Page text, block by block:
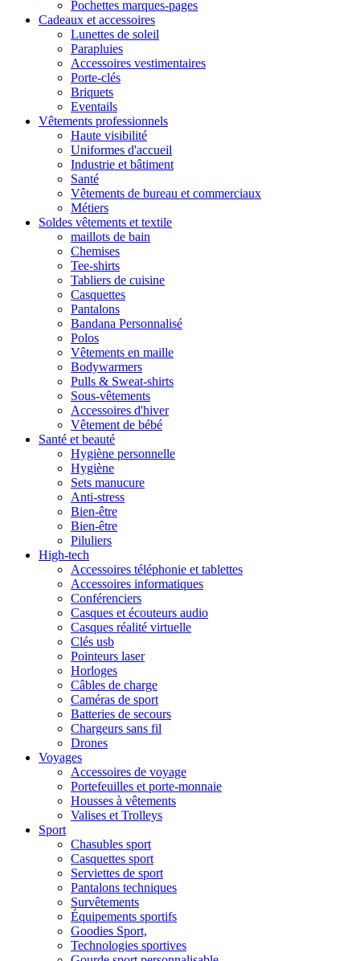
Pochettes marques-pages
Cadeaux et accessoires
Lunettes de soleil
Parapluies
Accessoires vestimentaires
Porte-clés
Briquets
Eventails
Vêtements professionnels
Haute visibilité
Uniformes d'accueil
Industrie et bâtiment
Santé
Vêtements de bureau et commerciaux
Métiers
Soldes vêtements et textile
maillots de bain
Chemises
Tee-shirts
Tabliers de cuisine
Casquettes
Pantalons
Bandana Personnalisé
Polos
Vêtements en maille
Bodywarmers
Pulls & Sweat-shirts
Sous-vêtements
Accessoires d'hiver
Vêtement de bébé
Santé et beauté
Hygiène personnelle
Hygiène
Sets manucure
Anti-stress
Bien-être
Bien-être
Piluliers
High-tech
Accessoires téléphonie et tablettes
Accessoires informatiques
Conférenciers
Casques et écouteurs audio
Casques réalité virtuelle
Clés usb
Pointeurs laser
Horloges
Câbles de charge
Caméras de sport
Batteries de secours
Chargeurs sans fil
Drones
Voyages
Accessoires de voyage
Portefeuilles et porte-monnaie
Housses à vêtements
Valises et Trolleys
Sport
Chasubles sport
Casquettes sport
Serviettes de sport
Pantalons techniques
Survêtements
Équipements sportifs
Goodies Sport,
Technologies sportives